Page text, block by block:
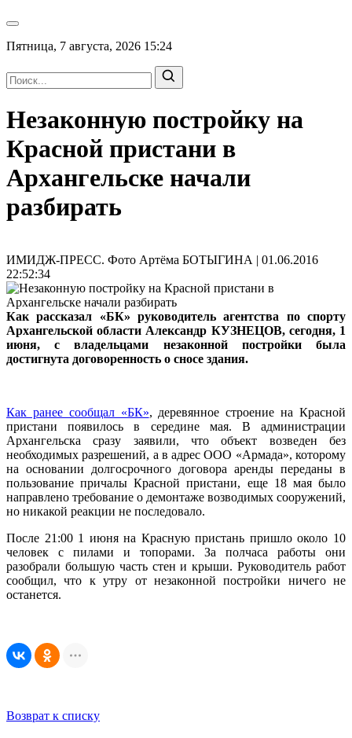
Пятница, 7 августа, 2026 15:24
Незаконную постройку на
Красной пристани в
Архангельске начали
разбирать
ИМИДЖ-ПРЕСС. Фото Артёма БОТЫГИНА | 01.06.2016
22:52:34
Как рассказал «БК» руководитель агентства по спорту
Архангельской области Александр КУЗНЕЦОВ, сегодня, 1
июня, с владельцами незаконной постройки была
достигнута договоренность о сносе здания.
Как ранее сообщал «БК», деревянное строение на Красной
пристани появилось в середине мая. В администрации
Архангельска сразу заявили, что объект возведен без
необходимых разрешений, а в адрес ООО «Армада», которому
на основании долгосрочного договора аренды переданы в
пользование причалы Красной пристани, еще 18 мая было
направлено требование о демонтаже возводимых сооружений,
но никакой реакции не последовало.
После 21:00 1 июня на Красную пристань пришло около 10
человек с пилами и топорами. За полчаса работы они
разобрали большую часть стен и крыши. Руководитель работ
сообщил, что к утру от незаконной постройки ничего не
останется.
Возврат к списку